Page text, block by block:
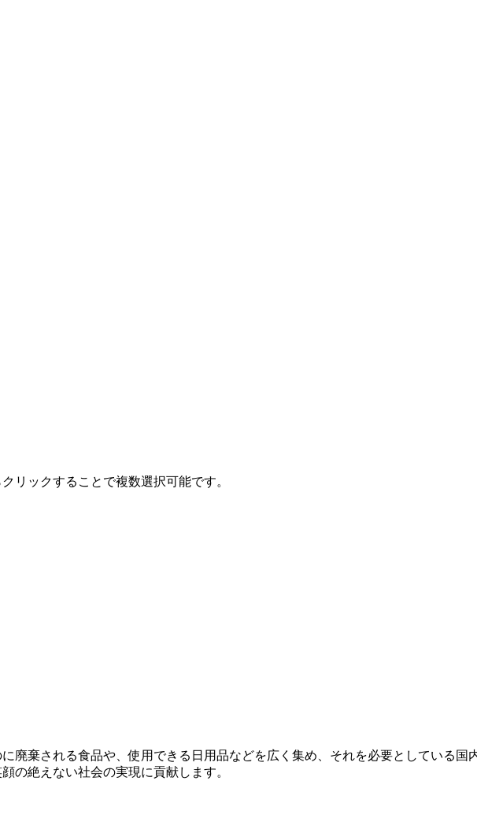
リックすることで複数選択可能です。
廃棄される食品や、使用できる日用品などを広く集め、それを必要としている国
の絶えない社会の実現に貢献します。